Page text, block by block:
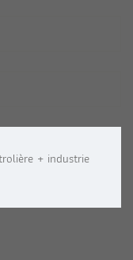
+ industrie